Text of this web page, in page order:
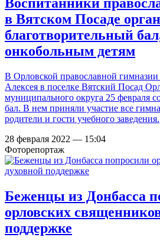
в Вятском Посаде
благотворительный
онкобольным детям
В Орловской православной
Алексея в поселке Вятский Посад
муниципального округа 25 февраля
бал. В нем приняли участие все
родители и гости учебного заведения.
28 февраля 2022 — 15:04
Фоторепортаж
Беженцы из Донбасса
орловских
поддержке